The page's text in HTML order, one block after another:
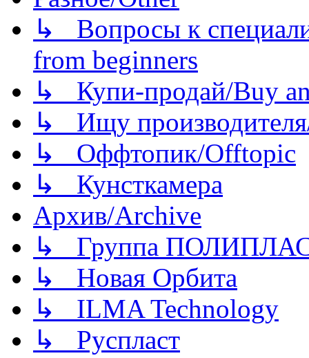
↳ Вопросы к
from beginners
↳ Купи-продай/Buy
↳ Ищу
↳ Оффтопик/Offtopic
↳ Кунсткамера
Архив/Archive
↳ Группа
↳ Новая Орбита
↳ ILMA Technology
↳ Руспласт